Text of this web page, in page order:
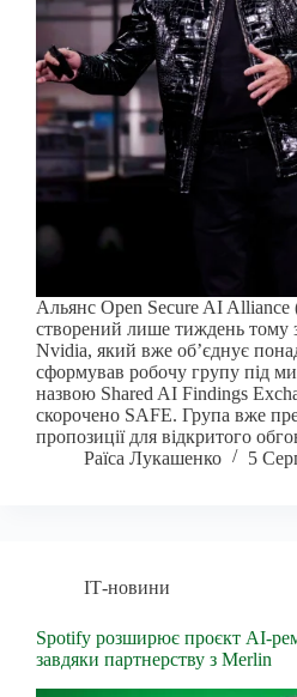
Альянс Open Secure AI
створений лише тиждень тому
Nvidia, який вже об’єднує
сформував робочу групу під
назвою Shared AI Findings
скорочено SAFE. Група вже
пропозиції для відкритого
Раїса Лукашенко
5
ІТ-новини
Spotify розширює проєкт AI-
завдяки партнерству з Merlin